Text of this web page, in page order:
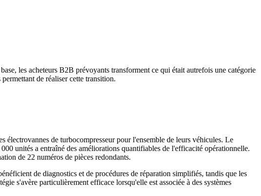
les acheteurs B2B prévoyants transforment ce qui était autrefois une catégorie
de réaliser cette transition.
électrovannes de turbocompresseur pour l'ensemble de leurs véhicules. Le
unités a entraîné des améliorations quantifiables de l'efficacité opérationnelle.
de 22 numéros de pièces redondants.
de diagnostics et de procédures de réparation simplifiés, tandis que les
s'avère particulièrement efficace lorsqu'elle est associée à des systèmes